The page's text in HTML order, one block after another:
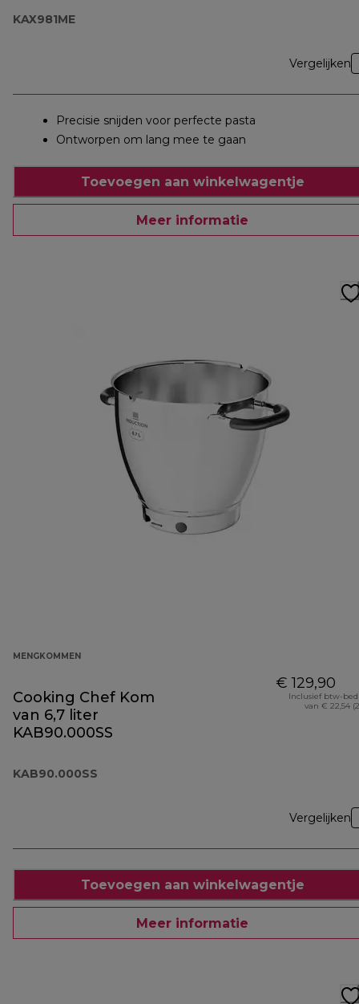
KAX981ME
Vergelijken
Precisie snijden voor perfecte pasta
Ontworpen om lang mee te gaan
Toevoegen aan winkelwagentje
Meer informatie
MENGKOMMEN
Cooking Chef Kom
van 6,7 liter
KAB90.000SS
KAB90.000SS
€ 129,90
Inclusief btw-
van € 22,54
Vergelijken
Toevoegen aan winkelwagentje
Meer informatie